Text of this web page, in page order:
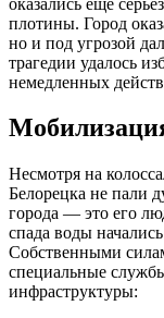
плотины. Город
но и под угрозой
трагедии удалось
немедленных
Несмотря на
Белорецка не пали
города — это его
спада воды
Собственными
специальные
инфраструктуры: